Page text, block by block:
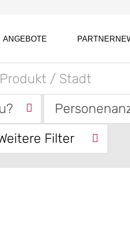
ANGEBOTE
Filter